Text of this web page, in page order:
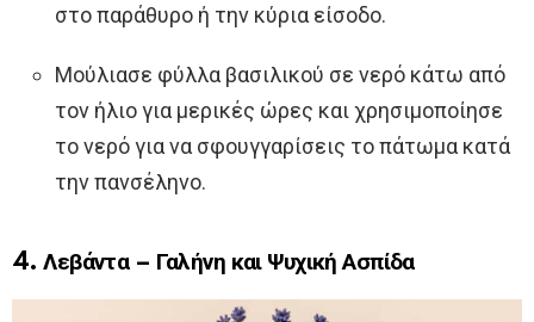
στο παράθυρο ή την κύρια είσοδο.
Μούλιασε φύλλα βασιλικού σε νερό κάτω από
τον ήλιο για μερικές ώρες και χρησιμοποίησε
το νερό για να σφουγγαρίσεις το πάτωμα κατά
την πανσέληνο.
4. Λεβάντα – Γαλήνη και Ψυχική Ασπίδα